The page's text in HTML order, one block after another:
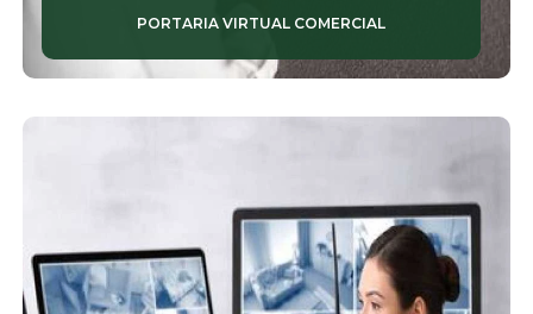
SERVIÇOS DE CONSERVAÇÃO E LIMPEZA
SERVIÇOS DE JARDINAGEM
SERVIÇOS DE LIMPEZA TERCEIRIZADAS
SERVIÇOS DE MONITORAMENTO
SERVIÇOS DE RONDA PATRIMONIAL
PORTARIA VIRTUAL COMERCIAL